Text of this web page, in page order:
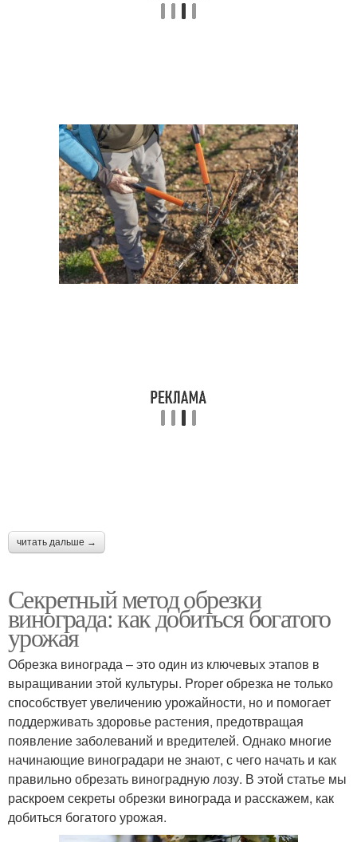
Обрезка в октябре Зимний обрезка
Летняя обрезка Летний обрезка
Осенний уход
Дерева в осенний
период
Осенняя обработка
читать дальше →
Секретный метод обрезки
винограда: как добиться богатого
урожая
Обрезка винограда – это один из ключевых этапов в
выращивании этой культуры. Proper обрезка не только
способствует увеличению урожайности, но и помогает
поддерживать здоровье растения, предотвращая
появление заболеваний и вредителей. Однако многие
начинающие виноградари не знают, с чего начать и как
правильно обрезать виноградную лозу. В этой статье мы
раскроем секреты обрезки винограда и расскажем, как
добиться богатого урожая.